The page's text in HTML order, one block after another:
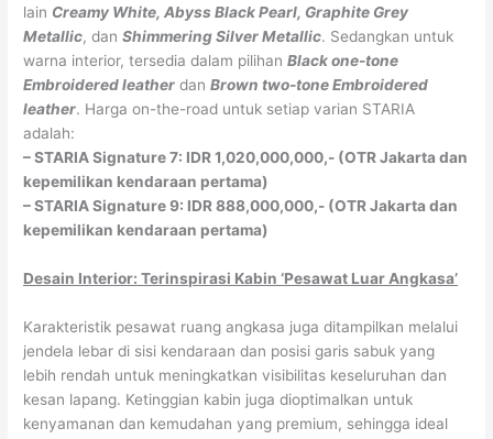
lain Creamy White, Abyss Black Pearl, Graphite Grey
Metallic, danShimmering Silver Metallic. Sedangkan untuk
warna interior, tersedia dalam pilihanBlack one-tone
Embroidered leather danBrown two-tone Embroidered
leather. Harga on-the-road untuk setiap varian STARIA
adalah:
– STARIA Signature 7: IDR 1,020,000,000,- (OTR Jakarta dan
kepemilikan kendaraan pertama)
– STARIA Signature 9: IDR 888,000,000,- (OTR Jakarta dan
kepemilikan kendaraan pertama)
Desain Interior: Terinspirasi Kabin ‘Pesawat Luar Angkasa’
Karakteristik pesawat ruang angkasa juga ditampilkan melalui
jendela lebar di sisi kendaraan dan posisi garis sabuk yang
lebih rendah untuk meningkatkan visibilitas keseluruhan dan
kesan lapang. Ketinggian kabin juga dioptimalkan untuk
kenyamanan dan kemudahan yang premium, sehingga ideal